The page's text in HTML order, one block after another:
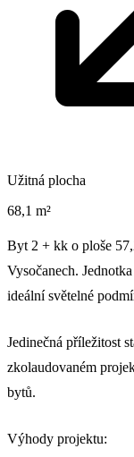
Užitná plocha
68,1 m²
Byt 2 + kk o ploše
Vysočanech.
ideální světelné
Jedinečná příležitost
zkolaudovaném
bytů.
Výhody projektu: